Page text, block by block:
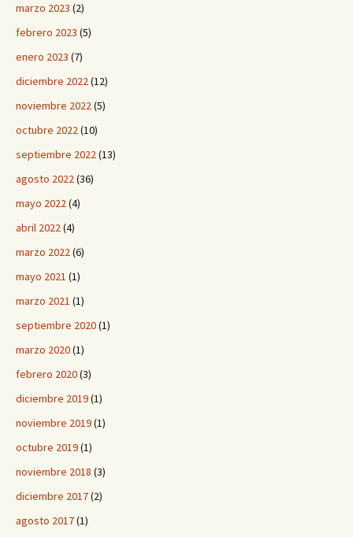
marzo 2023 (2)
febrero 2023 (5)
enero 2023 (7)
diciembre 2022(12)
noviembre 2022(5)
octubre 2022(10)
septiembre 2022(13)
agosto 2022(36)
mayo 2022(4)
abril 2022(4)
marzo 2022(6)
mayo 2021 (1)
marzo 2021 (1)
septiembre 2020(1)
marzo 2020(1)
febrero 2020(3)
diciembre 2019(1)
noviembre 2019(1)
octubre 2019(1)
noviembre 2018 (3)
diciembre 2017(2)
agosto 2017(1)